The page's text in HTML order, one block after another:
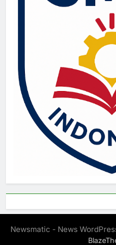
Newsmatic - News